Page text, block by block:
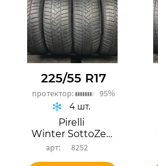
225/55 R17
протектор: 95%
Pirelli
Winter SottoZero 3
8252
4 шт.